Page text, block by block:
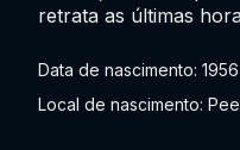
Data de nascimento:
Local de nascimento:
retrata as últimas